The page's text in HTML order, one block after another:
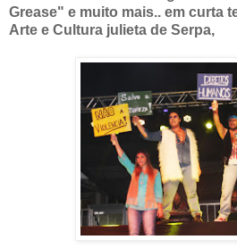
Grease" e muito mais.. em curta
Arte e Cultura julieta de Serpa,